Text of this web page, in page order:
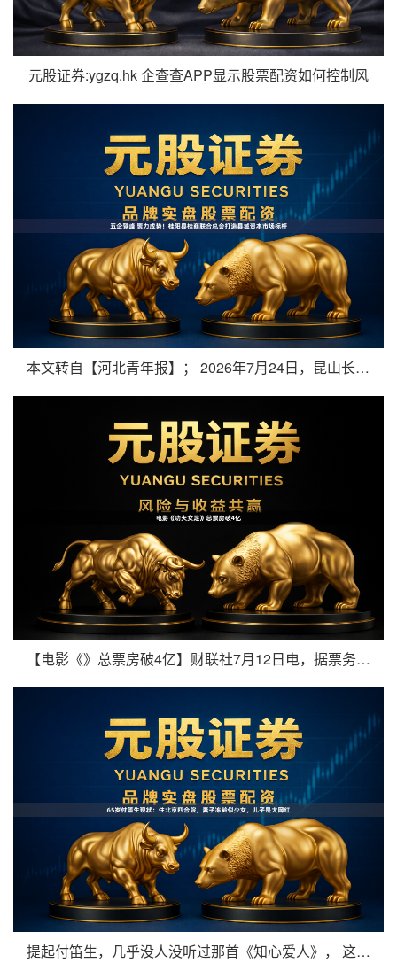
元股证券:ygzq.hk 企查查APP显示股票配资如何控制风
本文转自【河北青年报】； 2026年7月24日，昆山长鹰硬质
【电影《》总票房破4亿】财联社7月12日电，据票务平台数据，
提起付笛生，几乎没人没听过那首《知心爱人》， 这首传唱三十多